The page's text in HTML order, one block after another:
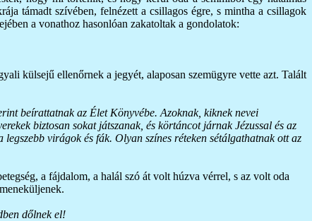
támadt szívében, felnézett a csillagos égre, s mintha a csillagok
a vonathoz hasonlóan zakatoltak a gondolatok:
külsejű ellenőrnek a jegyét, alaposan szemügyre vette azt. Talált
beírattatnak az Élet Könyvébe. Azoknak, kiknek nevei
biztosan sokat játszanak, és körtáncot járnak Jézussal és az
virágok és fák. Olyan színes réteken sétálgathatnak ott az
a fájdalom, a halál szó át volt húzva vérrel, s az volt oda
dőlnek el!